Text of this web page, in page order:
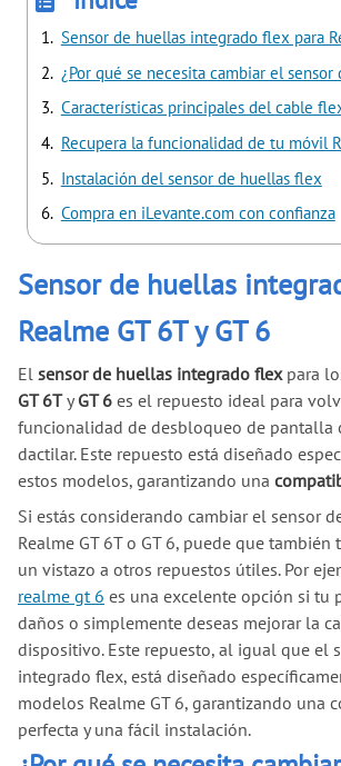
Sensor de huellas integrado flex para
¿Por qué se necesita cambiar el sensor
Características principales del cable
Recupera la funcionalidad de tu móvil
Instalación del sensor de huellas flex
Compra en iLevante.com con confianza
Sensor de huellas
Realme GT 6T y GT 6
El sensor de huellas integrado flexpara
GT 6TyGT 6 es el repuesto ideal para
funcionalidad de desbloqueo de pantalla
dactilar. Este repuesto está diseñado
estos modelos, garantizando una
Si estás considerando cambiar el sensor
Realme GT 6T o GT 6, puede que también
un vistazo a otros repuestos útiles. Por
realme gt 6 es una excelente opción si tu
daños o simplemente deseas mejorar la
dispositivo. Este repuesto, al igual que el
integrado flex, está diseñado
modelos Realme GT 6, garantizando una
perfecta y una fácil instalación.